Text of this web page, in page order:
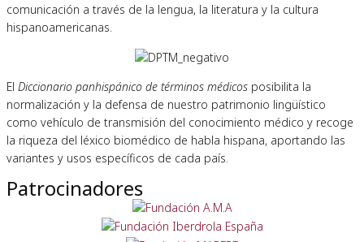
comunicación a través de la lengua, la literatura y la cultura
hispanoamericanas.
El Diccionario panhispánico de términos médicos posibilita la
normalización y la defensa de nuestro patrimonio lingüístico
como vehículo de transmisión del conocimiento médico y recoge
la riqueza del léxico biomédico de habla hispana, aportando las
variantes y usos específicos de cada país.
Patrocinadores